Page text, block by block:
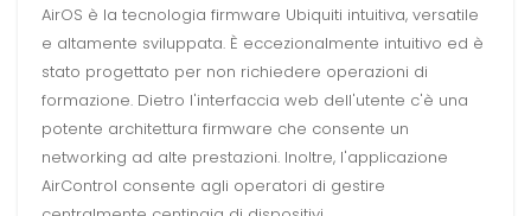
AirOS è la tecnologia firmware Ubiquiti intuitiva, versatile
e altamente sviluppata. È eccezionalmente intuitivo ed è
stato progettato per non richiedere operazioni di
formazione. Dietro l'interfaccia web dell'utente c'è una
potente architettura firmware che consente un
networking ad alte prestazioni. Inoltre, l'applicazione
AirControl consente agli operatori di gestire